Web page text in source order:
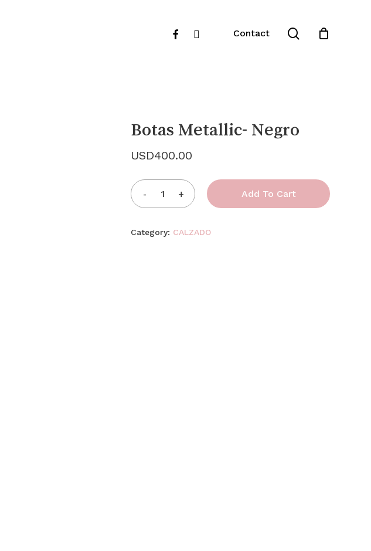
Contact search
facebookinstagram
Botas Metallic- Negro
USD400.00
Add To Cart
Category: CALZADO